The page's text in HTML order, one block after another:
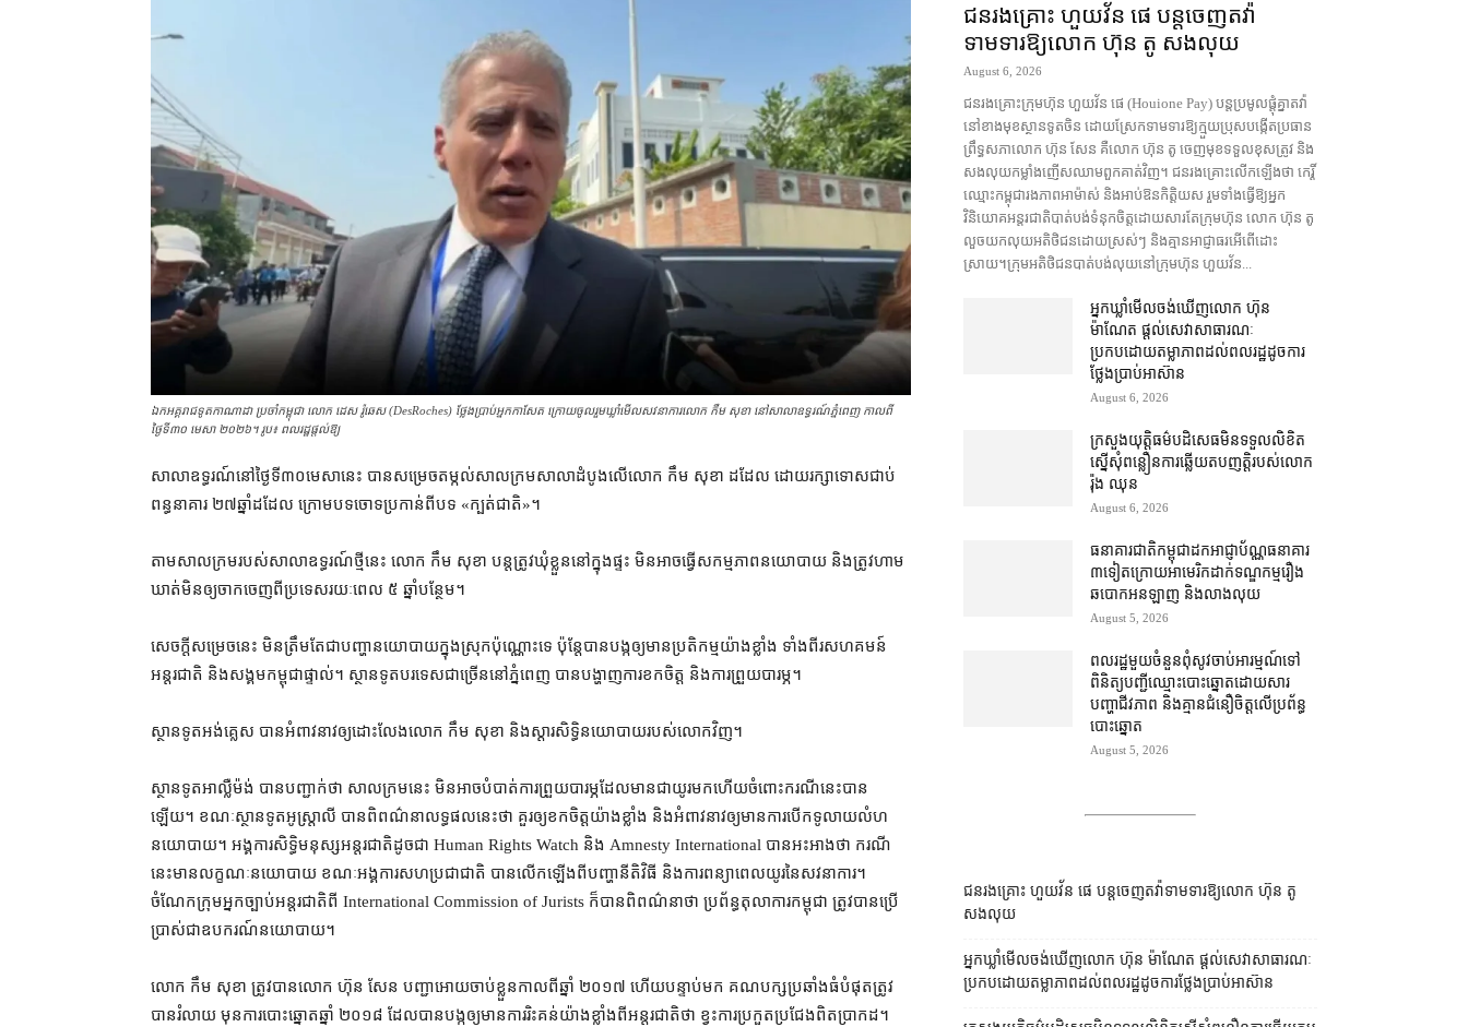
ឯកអគ្គរាជទូត​កាណាដា ប្រចាំកម្ពុជា លោក ដេស រ៉ូឆេស (DesRoches) ថ្លែងប្រាប់​អ្នកកាសែត ក្រោយចូលរួមឃ្លាំមើលសវនាការ​លោក កឹម សុខា នៅ​សាលាឧទ្ធរណ៍ភ្នំពេញ​ កាល​ពី
ថ្ងៃទី៣០ មេសា ២០២៦។ រូប៖ ពលរដ្ឋផ្ដល់ឱ្យ
សាលាឧទ្ធរណ៍​នៅ​ថ្ងៃទី​៣០​មេសា​នេះ បាន​សម្រេច​តម្កល់​សាលក្រម​សាលាដំបូង​លើ​លោក កឹម សុខា ដដែល ដោយ​រក្សា​ទោស​ជាប់
ពន្ធនាគារ ២៧​ឆ្នាំ​ដដែល ក្រោម​បទចោទប្រកាន់​ពី​បទ «​ក្បត់ជាតិ​»​។​
​តាម​សាលក្រម​របស់​សាលាឧទ្ធរណ៍​ថ្មី​នេះ លោក កឹម សុខា បន្ត​ត្រូវ​ឃុំខ្លួន​នៅក្នុង​ផ្ទះ មិនអាច​ធ្វើ​សកម្មភាព​នយោបាយ និង​ត្រូវ​ហាម
ឃាត់​មិន​ឲ្យ​ចាក​ចេញពី​ប្រទេស​រយៈពេល ៥ ឆ្នាំ​បន្ថែម។
​សេចក្តី​សម្រេច​នេះ មិន​ត្រឹមតែ​ជា​បញ្ហា​នយោបាយ​ក្នុងស្រុក​ប៉ុណ្ណោះ​ទេ ប៉ុន្តែ​បាន​បង្ក​ឲ្យ​មាន​ប្រតិកម្ម​យ៉ាង​ខ្លាំង ទាំងពីរ​សហគមន៍​
អន្តរជាតិ និង​សង្គម​កម្ពុជា​ផ្ទាល់។ ស្ថានទូត​បរទេស​ជាច្រើន​នៅ​ភ្នំពេញ បាន​បង្ហាញ​ការ​ខកចិត្ត និង​ការ​ព្រួយបារម្ភ​។​
ស្ថានទូត​អង់គ្លេស បាន​អំពាវនាវ​ឲ្យ​ដោះលែង​លោក កឹម សុខា និង​ស្ដារ​សិទ្ធិ​នយោបាយ​របស់​លោក​វិញ។
ស្ថានទូត​អាល្លឺម៉ង់ បាន​បញ្ជាក់​ថា សាលក្រម​នេះ មិនអាច​បំបាត់​ការ​ព្រួយ​បារម្ភ​ដែល​មាន​ជា​យូរ​មក​ហើយ​ចំពោះ​ករណីនេះ​បាន​
ឡើយ។ ខណៈ​ស្ថានទូត​អូស្ត្រាលី បាន​ពិពណ៌នា​លទ្ធផល​នេះ​ថា គួរ​ឲ្យ​ខកចិត្ត​យ៉ាង​ខ្លាំង និង​អំពាវនាវ​ឲ្យ​មានការ​បើកទូលាយ​លំហ​
នយោបាយ។ អង្គការសិទ្ធិមនុស្ស​អន្តរជាតិ​ដូចជា Human Rights Watch និង Amnesty International បាន​អះអាង​ថា ករណី
នេះ​មាន​លក្ខណៈ​នយោបាយ ខណៈ​អង្គការ​សហប្រជាជាតិ បាន​លើកឡើង​ពី​បញ្ហា​នីតិវិធី និង​ការ​ពន្យា​ពេល​យូរ​នៃ​សវនាការ​។
ចំណែក​ក្រុម​អ្នកច្បាប់​អន្តរជាតិ​ពី International Commission of Jurists ក៏បាន​ពិពណ៌នា​ថា ប្រព័ន្ធ​តុលាការ​កម្ពុជា ត្រូវ​បាន​ប្រើ
ប្រាស់​ជា​ឧបករណ៍​នយោបាយ។
លោក កឹម សុខា ត្រូវ​បាន​លោក ហ៊ុន សែន បញ្ជា​អោយ​ចាប់ខ្លួន​កាលពី​ឆ្នាំ ២០១៧ ហើយ​បន្ទាប់មក គណបក្សប្រឆាំង​ធំ​បំផុត​ត្រូវ​
បាន​រំលាយ មុន​ការបោះឆ្នោត​ឆ្នាំ ២០១៨ ដែល​បាន​បង្ក​ឲ្យ​មានការ​រិះគន់​យ៉ាង​ខ្លាំង​ពី​អន្តរជាតិ​ថា ខ្វះ​ការប្រកួតប្រជែង​ពិតប្រាកដ។
ជនរងគ្រោះ ហួយវ័ន ផេ បន្ត​ចេញ​តវ៉ា​
ទាមទារ​ឱ្យ​លោក ហ៊ុន តូ សង​លុយ
August 6, 2026
ជនរងគ្រោះ​ក្រុមហ៊ុន ហួយវ័ន ផេ (Houione Pay) បន្ត​ប្រមូល​ផ្ដុំគ្នា​តវ៉ា​
នៅ​ខាងមុខ​ស្ថានទូត​ចិន ដោយ​ស្រែក​ទាមទារ​ឱ្យ​ក្មួយប្រុស​បង្កើត​ប្រធាន​
ព្រឹទ្ធសភា​លោក ហ៊ុន សែន គឺ​លោក ហ៊ុន តូ ចេញមុខ​ទទួលខុសត្រូវ និង​
សង​លុយ​កម្លាំង​ញើស​ឈាម​ពួកគាត់​វិញ​។ ជនរងគ្រោះ​លើកឡើង​ថា កេរ្តិ៍
ឈ្មោះ​កម្ពុជា​រង​ភាព​អាម៉ាស់ និង​អាប់ឱន​កិត្តិយស រួម​ទាំង​ធ្វើ​ឱ្យ​អ្នក​
វិនិយោគ​អន្តរជាតិ​បាត់បង់​ទំនុកចិត្ត​ដោយសារតែ​ក្រុមហ៊ុន លោក ហ៊ុន តូ
លួច​យក​លុយ​អតិថិជន​ដោយ​ស្រស់ៗ និង​គ្មាន​អាជ្ញាធរ​អើពើ​ដោះ
ស្រាយ។ក្រុម​អតិថិជន​បាត់បង់​លុយ​នៅ​ក្រុមហ៊ុន ហួយវ័ន...
អ្នកឃ្លាំមើល​ចង់​ឃើញ​លោក ហ៊ុន
ម៉ាណែត ផ្ដល់​សេវា​សាធារណៈ​
ប្រកបដោយ​តម្លាភាព​ដល់​ពលរដ្ឋ​ដូច​ការ​
ថ្លែង​ប្រាប់​អាស៊ាន
August 6, 2026
ក្រសួងយុត្តិធម៌​បដិសេធ​មិន​ទទួល​លិខិត​
ស្នើសុំ​ពន្លឿន​ការ​ឆ្លើយតប​ញត្តិ​របស់​លោក
រ៉ុង ឈុន
August 6, 2026
ធនាគារជាតិ​កម្ពុជា​ដក​អាជ្ញាប័ណ្ណ​ធនាគារ​
៣​​ទៀត​ក្រោយ​អាមេរិក​ដាក់​ទណ្ឌកម្ម​​រឿង​
ឆបោក​អនឡាញ និង​លាងលុយ
August 5, 2026
ពលរដ្ឋ​មួយចំនួន​ពុំ​សូវ​ចាប់អារម្មណ៍​ទៅ​
ពិនិត្យ​បញ្ជី​ឈ្មោះ​បោះឆ្នោត​ដោយសារ​
បញ្ហា​ជីវភាព និង​គ្មាន​ជំនឿ​ចិត្ត​លើ​ប្រព័ន្ធ​
បោះឆ្នោត
August 5, 2026
ជនរងគ្រោះ ហួយវ័ន ផេ បន្ត​ចេញ​តវ៉ា​ទាមទារ​ឱ្យ​លោក ហ៊ុន តូ
សង​លុយ
អ្នកឃ្លាំមើល​ចង់​ឃើញ​លោក ហ៊ុន ម៉ាណែត ផ្ដល់​សេវា​សាធារណៈ​
ប្រកបដោយ​តម្លាភាព​ដល់​ពលរដ្ឋ​ដូច​ការ​ថ្លែង​ប្រាប់​អាស៊ាន